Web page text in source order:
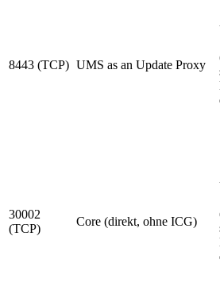
8443 (TCP) UMS as an Update Proxy
30002
(TCP)
Core (direkt, ohne ICG)